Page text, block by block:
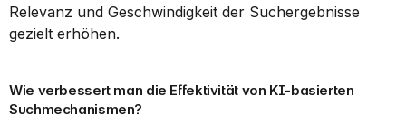
Relevanz und Geschwindigkeit der Suchergebnisse
gezielt erhöhen.
Wie verbessert man die Effektivität von KI-basierten
Suchmechanismen?